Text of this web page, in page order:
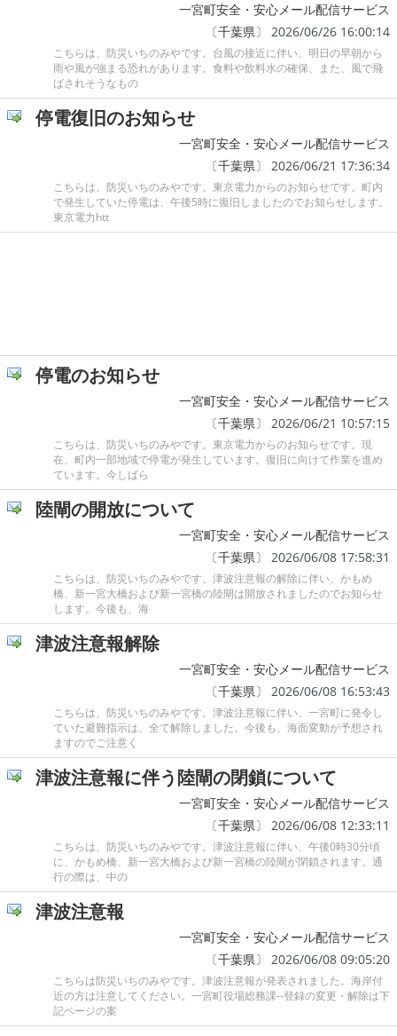
一宮町安全・安心メール配信サービス
〔千葉県〕 2026/06/26 16:00:14
こちらは、防災いちのみやです。台風の接近に伴い、明日の早朝から
雨や風が強まる恐れがあります。食料や飲料水の確保、また、風で飛
ばされそうなもの
停電復旧のお知らせ
一宮町安全・安心メール配信サービス
〔千葉県〕 2026/06/21 17:36:34
こちらは、防災いちのみやです。東京電力からのお知らせです。町内
で発生していた停電は、午後5時に復旧しましたのでお知らせします。
東京電力htt
停電のお知らせ
一宮町安全・安心メール配信サービス
〔千葉県〕 2026/06/21 10:57:15
こちらは、防災いちのみやです。東京電力からのお知らせです。現
在、町内一部地域で停電が発生しています。復旧に向けて作業を進め
ています。今しばら
陸閘の開放について
一宮町安全・安心メール配信サービス
〔千葉県〕 2026/06/08 17:58:31
こちらは、防災いちのみやです。津波注意報の解除に伴い、かもめ
橋、新一宮大橋および新一宮橋の陸閘は開放されましたのでお知らせ
します。今後も、海
津波注意報解除
一宮町安全・安心メール配信サービス
〔千葉県〕 2026/06/08 16:53:43
こちらは、防災いちのみやです。津波注意報に伴い、一宮町に発令し
ていた避難指示は、全て解除しました。今後も、海面変動が予想され
ますのでご注意く
津波注意報に伴う陸閘の閉鎖について
一宮町安全・安心メール配信サービス
〔千葉県〕 2026/06/08 12:33:11
こちらは、防災いちのみやです。津波注意報に伴い、午後0時30分頃
に、かもめ橋、新一宮大橋および新一宮橋の陸閘が閉鎖されます。通
行の際は、中の
津波注意報
一宮町安全・安心メール配信サービス
〔千葉県〕 2026/06/08 09:05:20
こちらは防災いちのみやです。津波注意報が発表されました。海岸付
近の方は注意してください。一宮町役場総務課--登録の変更・解除は下
記ページの案